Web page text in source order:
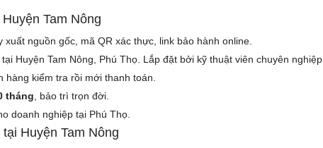
Tam Nông
xuất nguồn gốc, mã QR xác thực, link bảo hành online.
Huyện Tam Nông, Phú Thọ. Lắp đặt bởi kỹ thuật viên chuyên nghiệp.
hàng kiểm tra rồi mới thanh toán.
tháng , bảo trì trọn đời.
doanh nghiệp tại Phú Thọ.
Huyện Tam Nông